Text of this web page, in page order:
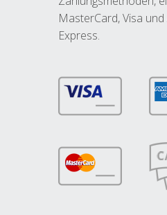
MasterCard, Visa
Express.